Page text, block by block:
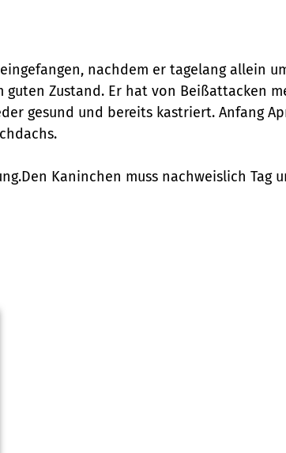
nachdem er tagelang allein
Zustand. Er hat von Beißattacken
gesund und bereits kastriert. Anfang
Kaninchen muss nachweislich Tag